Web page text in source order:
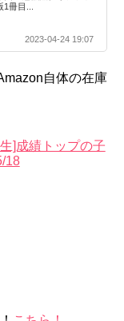
冊目...
2023-04-24 19:07
自体の在庫
]成績トップの子
18